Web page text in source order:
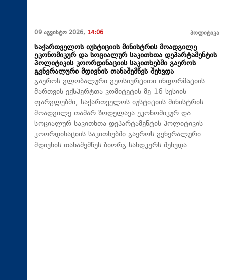
09 აგვისტო 2026, 14:06 პოლიტიკა
საქართველოს იუსტიციის მინისტრის მოადგილე
ეკონომიკურ და სოციალურ საკითხთა დეპარტამენტის
პოლიტიკის კოორდინაციის საკითხებში გაეროს
გენერალური მდივნის თანაშემწეს შეხვდა
გაეროს გლობალური გეოსივრცითი ინფორმაციის
მართვის ექსპერტთა კომიტეტის მე-16 სესიის
ფარგლებში, საქართველოს იუსტიციის მინისტრის
მოადგილე თამარ ზოდელავა ეკონომიკურ და
სოციალურ საკითხთა დეპარტამენტის პოლიტიკის
კოორდინაციის საკითხებში გაეროს გენერალური
მდივნის თანაშემწეს ბიორგ სანდკერს შეხვდა.